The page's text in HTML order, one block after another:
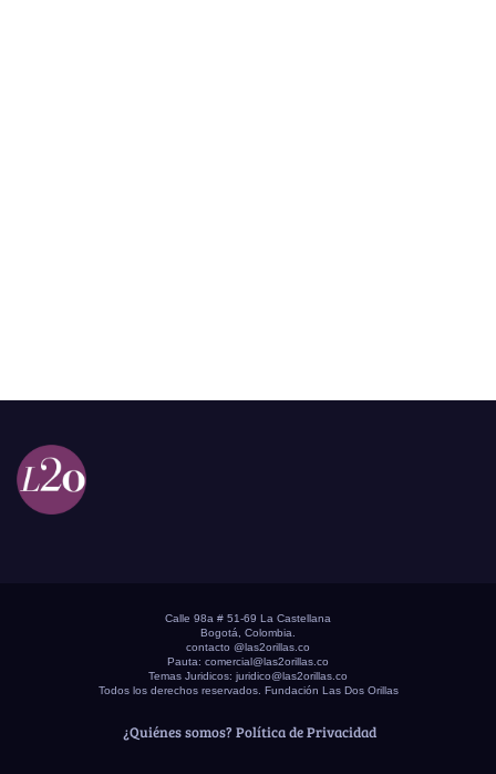
Calle 98a # 51-69 La Castellana
Bogotá, Colombia.
contacto @las2orillas.co
Pauta: comercial@las2orillas.co
Temas Juridicos: juridico@las2orillas.co
Todos los derechos reservados. Fundación Las Dos Orillas
¿Quiénes somos? Política de Privacidad